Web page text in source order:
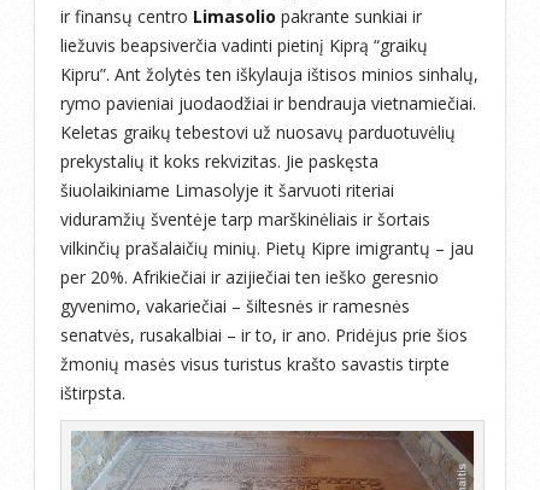
ir finansų centro Limasolio pakrante sunkiai ir
liežuvis beapsiverčia vadinti pietinį Kiprą “graikų
Kipru”. Ant žolytės ten iškylauja ištisos minios sinhalų,
rymo pavieniai juodaodžiai ir bendrauja vietnamiečiai.
Keletas graikų tebestovi už nuosavų parduotuvėlių
prekystalių it koks rekvizitas. Jie paskęsta
šiuolaikiniame Limasolyje it šarvuoti riteriai
viduramžių šventėje tarp marškinėliais ir šortais
vilkinčių prašalaičių minių. Pietų Kipre imigrantų – jau
per 20%. Afrikiečiai ir azijiečiai ten ieško geresnio
gyvenimo, vakariečiai – šiltesnės ir ramesnės
senatvės, rusakalbiai – ir to, ir ano. Pridėjus prie šios
žmonių masės visus turistus krašto savastis tirpte
ištirpsta.